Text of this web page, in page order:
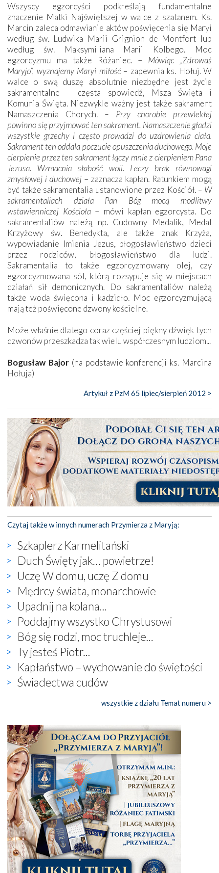
Wszyscy egzorcyści podkreślają fundamentalne
znaczenie Matki Najświętszej w walce z szatanem. Ks.
Marcin zaleca odmawianie aktów poświęcenia się Maryi
według św. Ludwika Marii Grignion de Montfort lub
według św. Maksymiliana Marii Kolbego. Moc
egzorcyzmu ma także Różaniec. – Mówiąc „Zdrowaś
Maryjo”, wyznajemy Maryi miłość– zapewnia ks. Hołuj. W
walce o swą duszę absolutnie niezbędne jest życie
sakramentalne – częsta spowiedź, Msza Święta i
Komunia Święta. Niezwykle ważny jest także sakrament
Namaszczenia Chorych. – Przy chorobie przewlekłej
powinno się przyjmować ten sakrament. Namaszczenie gładzi
wszystkie grzechy i często prowadzi do uzdrowienia ciała.
Sakrament ten oddala poczucie opuszczenia duchowego. Moje
cierpienie przez ten sakrament łączy mnie z cierpieniem Pana
Jezusa. Wzmacnia słabość woli. Leczy brak równowagi
zmysłowej i duchowej – zaznacza kapłan. Ratunkiem mogą
być także sakramentalia ustanowione przez Kościół. – W
sakramentaliach działa Pan Bóg mocą modlitwy
wstawienniczej Kościoła – mówi kapłan egzorcysta. Do
sakramentaliów należą np. Cudowny Medalik, Medal
Krzyżowy św. Benedykta, ale także znak Krzyża,
wypowiadanie Imienia Jezus, błogosławieństwo dzieci
przez rodziców, błogosławieństwo dla ludzi.
Sakramentalia to także egzorcyzmowany olej, czy
egzorcyzmowana sól, którą rozsypuje się w miejscach
działań sił demonicznych. Do sakramentaliów należą
także woda święcona i kadzidło. Moc egzorcyzmującą
mają też poświęcone dzwony kościelne.
Może właśnie dlatego coraz częściej piękny dźwięk tych
dzwonów przeszkadza tak wielu współczesnym ludziom...
Bogusław Bajor(na podstawie konferencji ks. Marcina
Hołuja)
Artykuł z PzM 65 lipiec/sierpień 2012 >
Czytaj także w innych numerach Przymierza z Maryją:
Szkaplerz Karmelitański
Duch Święty jak… powietrze!
Uczę W domu, uczę Z domu
Mędrcy świata, monarchowie
Upadnij na kolana...
Poddajmy wszystko Chrystusowi
Bóg się rodzi, moc truchleje...
Ty jesteś Piotr...
Kapłaństwo – wychowanie do świętości
Świadectwa cudów
wszystkie z działu Temat numeru >